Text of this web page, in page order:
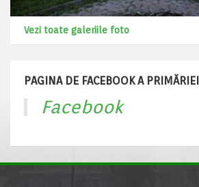
Vezi toate galeriile foto
PAGINA DE FACEBOOK A PRIMĂRIEI
Facebook